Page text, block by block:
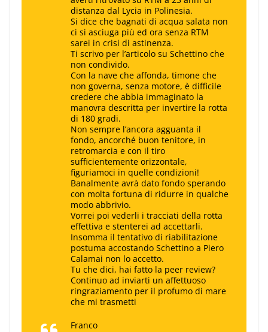
distanza dal Lycia in Polinesia.
Si dice che bagnati di acqua salata non
ci si asciuga più ed ora senza RTM
sarei in crisi di astinenza.
Ti scrivo per l’articolo su Schettino che
non condivido.
Con la nave che affonda, timone che
non governa, senza motore, è difficile
credere che abbia immaginato la
manovra descritta per invertire la rotta
di 180 gradi.
Non sempre l’ancora agguanta il
fondo, ancorché buon tenitore, in
retromarcia e con il tiro
sufficientemente orizzontale,
figuriamoci in quelle condizioni!
Banalmente avrà dato fondo sperando
con molta fortuna di ridurre in qualche
modo abbrivio.
Vorrei poi vederli i tracciati della rotta
effettiva e stenterei ad accettarli.
Insomma il tentativo di riabilitazione
postuma accostando Schettino a Piero
Calamai non lo accetto.
Tu che dici, hai fatto la peer review?
Continuo ad inviarti un affettuoso
ringraziamento per il profumo di mare
che mi trasmetti
Franco